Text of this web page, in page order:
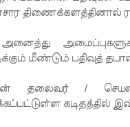
திணைக்களத்தினால்
மீண்டும் பதிவுத்
தலைவர் /
கடிதத்தில்